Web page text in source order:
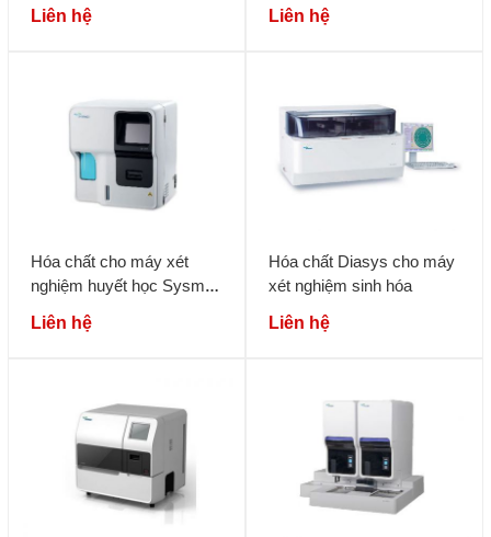
Liên hệ Liên hệ
Hóa chất cho máy xét
nghiệm huyết học Sysmex
Liên hệ
Hóa chất Diasys cho máy
xét nghiệm sinh hóa
Liên hệ